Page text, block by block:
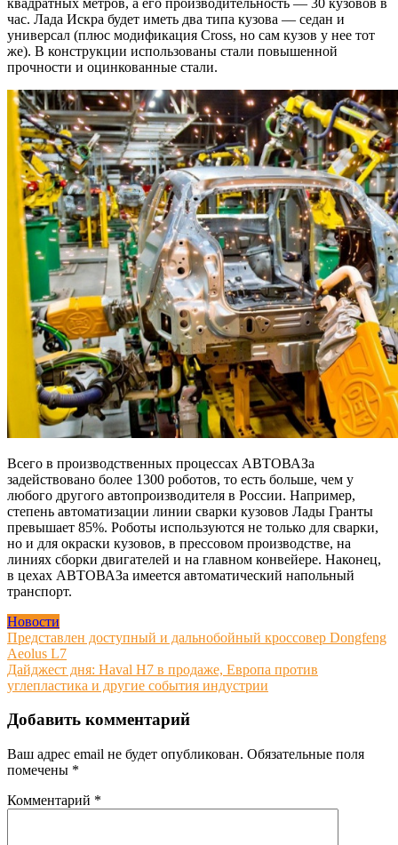
квадратных метров, а его производительность — 30 кузовов в
час. Лада Искра будет иметь два типа кузова — седан и
универсал (плюс модификация Cross, но сам кузов у нее тот
же). В конструкции использованы стали повышенной
прочности и оцинкованные стали.
Всего в производственных процессах АВТОВАЗа
задействовано более 1300 роботов, то есть больше, чем у
любого другого автопроизводителя в России. Например,
степень автоматизации линии сварки кузовов Лады Гранты
превышает 85%. Роботы используются не только для сварки,
но и для окраски кузовов, в прессовом производстве, на
линиях сборки двигателей и на главном конвейере. Наконец,
в цехах АВТОВАЗа имеется автоматический напольный
транспорт.
Новости
Навигация
по
записям
Представлен доступный и дальнобойный кроссовер Dongfeng
Aeolus L7
Дайджест дня: Haval H7 в продаже, Европа против
углепластика и другие события индустрии
Добавить комментарий
Ваш адрес email не будет опубликован. Обязательные поля
помечены *
Комментарий *